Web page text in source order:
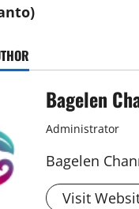
Bagelen
Administrator
Bagelen
Visit